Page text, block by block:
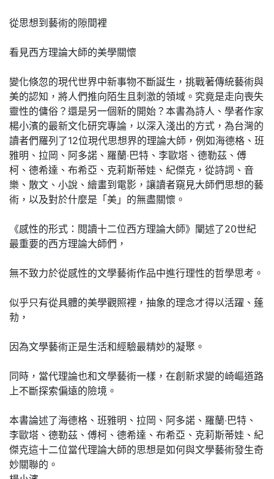
從思想到藝術的隙間裡
看見西方理論大師的美學關懷
變化倏忽的現代世界中新事物不斷誕生，挑戰著傳統藝術與
美的認知，將人們推向陌生且刺激的領域。究竟是走向喪失
靈性的傭俗？還是另一個新的開始？本書為詩人、學者作家
楊小濱的最新文化研究專論，以深入淺出的方式，為台灣的
讀者們羅列了12位現代思想界的理論大師，例如海德格、班
雅明、拉岡、阿多諾、羅蘭‧巴特、李歐塔、德勒茲、傅
柯、德希達、布希亞、克莉斯蒂娃、紀傑克，從詩詞、音
樂、散文、小說、繪畫到電影，讓讀者窺見大師們思想的藝
術，以及對於什麼是「美」的無盡關懷。
《感性的形式：閱讀十二位西方理論大師》闡述了20世紀
最重要的西方理論大師們，
無不致力於從感性的文學藝術作品中進行理性的哲學思考。
似乎只有從具體的美學觀照裡，抽象的理念才得以活躍、蓬
勃，
因為文學藝術正是生活和經驗最精妙的凝聚。
同時，當代理論也和文學藝術一樣，在創新求變的崎嶇道路
上不斷探索偏遠的險境。
本書論述了海德格、班雅明、拉岡、阿多諾、羅蘭‧巴特、
李歐塔、德勒茲、傅柯、德希達、布希亞、克莉斯蒂娃、紀
傑克這十二位當代理論大師的思想是如何與文學藝術發生奇
妙關聯的。